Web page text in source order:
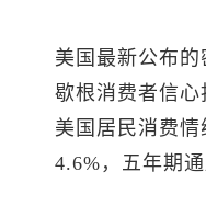
美国最新公布
歇根消费者信
美国居民消费
4.6%，五年期